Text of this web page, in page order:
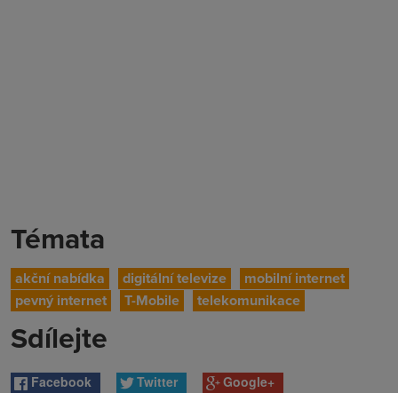
Témata
akční nabídka digitální televize
mobilní internet
pevný internet
T-Mobile telekomunikace
Sdílejte
Facebook Twitter Google+